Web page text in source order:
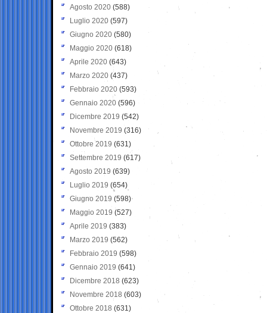
Agosto 2020 (588)
Luglio 2020 (597)
Giugno 2020 (580)
Maggio 2020 (618)
Aprile 2020 (643)
Marzo 2020 (437)
Febbraio 2020 (593)
Gennaio 2020 (596)
Dicembre 2019 (542)
Novembre 2019 (316)
Ottobre 2019 (631)
Settembre 2019 (617)
Agosto 2019 (639)
Luglio 2019 (654)
Giugno 2019 (598)
Maggio 2019 (527)
Aprile 2019 (383)
Marzo 2019 (562)
Febbraio 2019 (598)
Gennaio 2019 (641)
Dicembre 2018 (623)
Novembre 2018 (603)
Ottobre 2018 (631)